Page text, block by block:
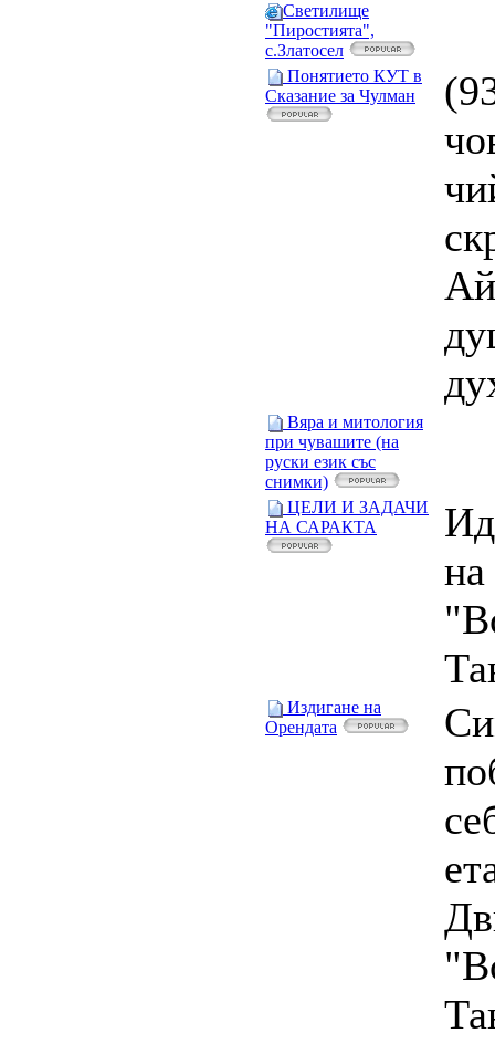
Светилище
"Пиростията",
с.Златосел
Понятието КУТ в
Сказание за Чулман
Вяра и митология
при чувашите (на
руски език със
снимки)
ЦЕЛИ И ЗАДАЧИ
НА САРАКТА
Издигане на
Орендата